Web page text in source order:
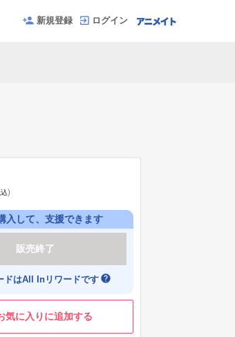
新規登録 ログイン
)
入して、支援できます
販売終了
ドはAll Inリワードです help
気に入りに追加する